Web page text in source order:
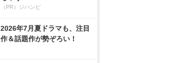
（PR）ジハンピ
2026年7月夏ドラマも、注目
作＆話題作が勢ぞろい！